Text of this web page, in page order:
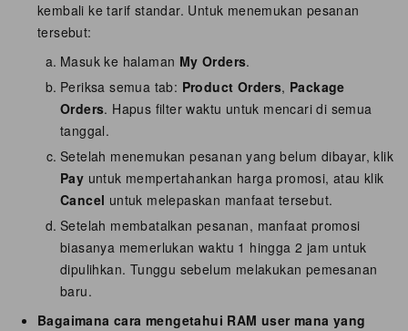
kembali ke tarif standar. Untuk menemukan pesanan
tersebut:
Masuk ke halaman My Orders.
Periksa semua tab: Product Orders, Package
Orders. Hapus filter waktu untuk mencari di semua
tanggal.
Setelah menemukan pesanan yang belum dibayar, klik
Pay untuk mempertahankan harga promosi, atau klik
Cancel untuk melepaskan manfaat tersebut.
Setelah membatalkan pesanan, manfaat promosi
biasanya memerlukan waktu 1 hingga 2 jam untuk
dipulihkan. Tunggu sebelum melakukan pemesanan
baru.
Bagaimana cara mengetahui RAM user mana yang